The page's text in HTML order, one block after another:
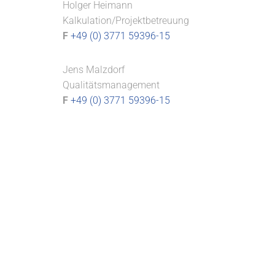
Holger Heimann
Kalkulation/Projektbetreuung
F +49 (0) 3771 59396-15
Jens Malzdorf
Qualitätsmanagement
F +49 (0) 3771 59396-15